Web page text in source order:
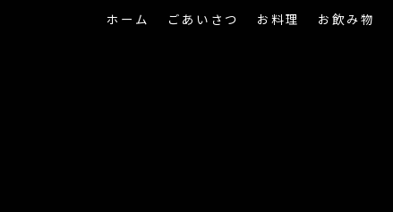
ホーム ごあいさつ お料理 お飲み物